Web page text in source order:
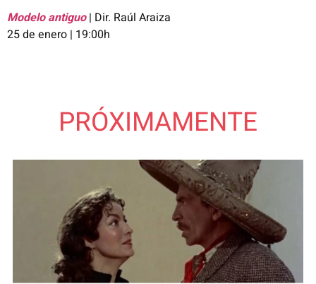
Modelo antiguo| Dir. Raúl Araiza
25 de enero | 19:00h
PRÓXIMAMENTE